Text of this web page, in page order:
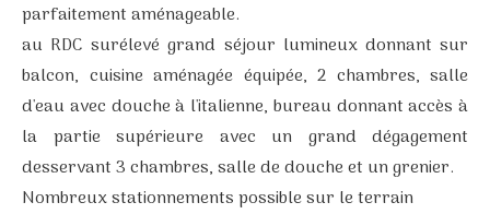
parfaitement aménageable.
au RDC surélevé grand séjour lumineux donnant sur
balcon, cuisine aménagée équipée, 2 chambres, salle
d'eau avec douche à l'italienne, bureau donnant accès à
la partie supérieure avec un grand dégagement
desservant 3 chambres, salle de douche et un grenier.
Nombreux stationnements possible sur le terrain